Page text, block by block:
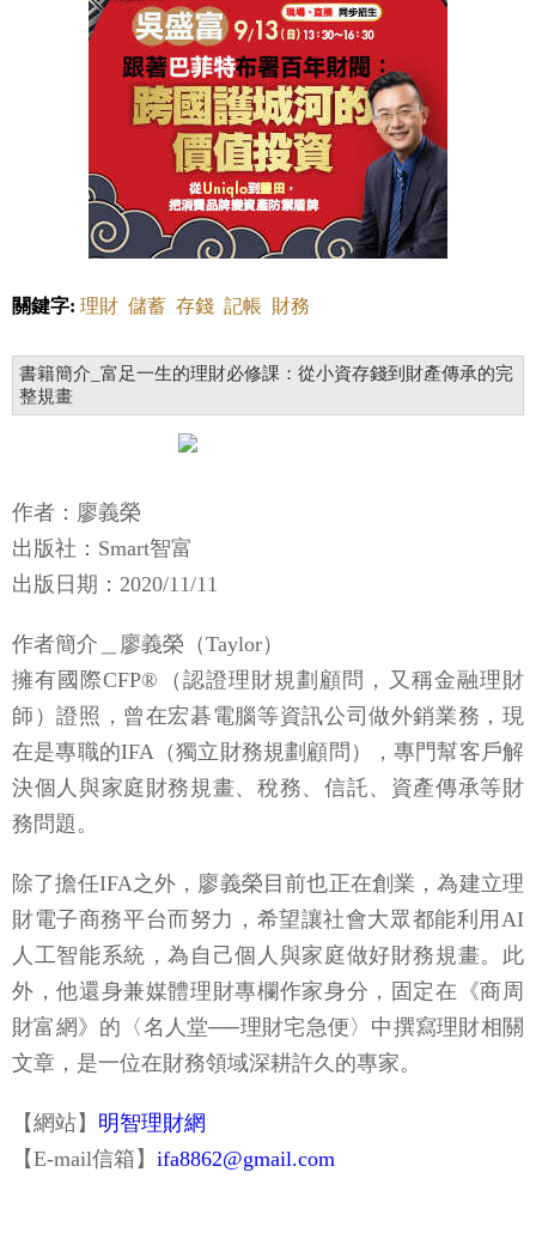
關鍵字: 理財 儲蓄 存錢 記帳 財務
書籍簡介_富足一生的理財必修課：從小資存錢到財產傳承的完
整規畫
作者：廖義榮
出版社：Smart智富
出版日期：2020/11/11
作者簡介＿廖義榮（Taylor）
擁有國際CFP®（認證理財規劃顧問，又稱金融理財
師）證照，曾在宏碁電腦等資訊公司做外銷業務，現
在是專職的IFA（獨立財務規劃顧問），專門幫客戶解
決個人與家庭財務規畫、稅務、信託、資產傳承等財
務問題。
除了擔任IFA之外，廖義榮目前也正在創業，為建立理
財電子商務平台而努力，希望讓社會大眾都能利用AI
人工智能系統，為自己個人與家庭做好財務規畫。此
外，他還身兼媒體理財專欄作家身分，固定在《商周
財富網》的〈名人堂──理財宅急便〉中撰寫理財相關
文章，是一位在財務領域深耕許久的專家。
【網站】 明智理財網
【E-mail信箱】 ifa8862@gmail.com